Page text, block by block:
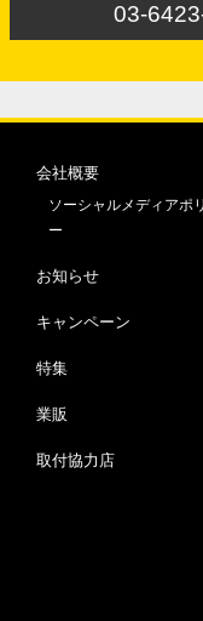
03-
会社概要
ソーシャルメディアポ
ー
お知らせ
キャンペーン
特集
業販
取付協力店